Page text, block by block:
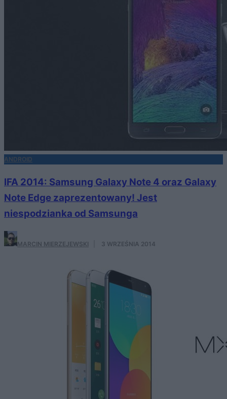
ANDROID
IFA 2014: Samsung Galaxy Note 4 oraz Galaxy
Note Edge zaprezentowany! Jest
niespodzianka od Samsunga
MARCIN MIERZEJEWSKI 3 WRZEŚNIA 2014